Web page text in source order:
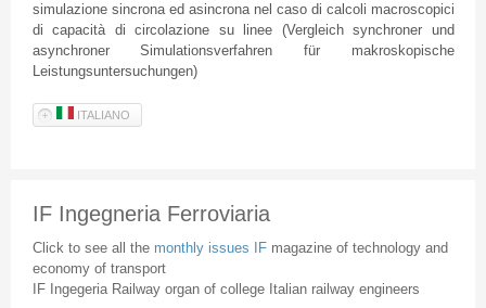
simulazione sincrona ed asincrona nel caso di calcoli macroscopici
di capacità di circolazione su linee (Vergleich synchroner und
asynchroner
Simulationsverfahren für
makroskopische
Leistungsuntersuchungen)
ITALIANO
IF Ingegneria Ferroviaria
Click to see all the monthly issues IF magazine of technology and
economy of transport
IF Ingegeria Railway organ of college Italian railway engineers